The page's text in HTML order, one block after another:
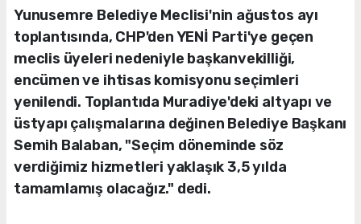
Yunusemre Belediye Meclisi'nin ağustos ayı
toplantısında, CHP'den YENİ Parti'ye geçen
meclis üyeleri nedeniyle başkanvekilliği,
encümen ve ihtisas komisyonu seçimleri
yenilendi. Toplantıda Muradiye'deki altyapı ve
üstyapı çalışmalarına değinen Belediye Başkanı
Semih Balaban, "Seçim döneminde söz
verdiğimiz hizmetleri yaklaşık 3,5 yılda
tamamlamış olacağız." dedi.